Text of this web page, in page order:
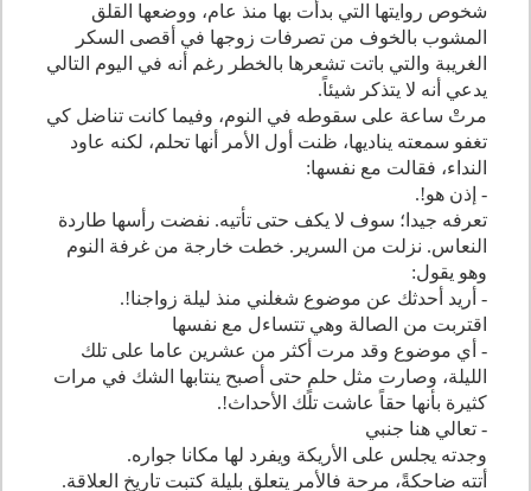
شخوص روايتها التي بدأت بها منذ عام، ووضعها القلق
المشوب بالخوف من تصرفات زوجها في أقصى السكر
الغريبة والتي باتت تشعرها بالخطر رغم أنه في اليوم التالي
يدعي أنه لا يتذكر شيئاً.
مرتْ ساعة على سقوطه في النوم، وفيما كانت تناضل كي
تغفو سمعته يناديها، ظنت أول الأمر أنها تحلم، لكنه عاود
النداء، فقالت مع نفسها:
- إذن هو!.
تعرفه جيدا؛ سوف لا يكف حتى تأتيه. نفضت رأسها طاردة
النعاس. نزلت من السرير. خطت خارجة من غرفة النوم
وهو يقول:
- أريد أحدثك عن موضوع شغلني منذ ليلة زواجنا!.
اقتربت من الصالة وهي تتساءل مع نفسها
- أي موضوع وقد مرت أكثر من عشرين عاما على تلك
الليلة، وصارت مثل حلمٍ حتى أصبح ينتابها الشك في مرات
كثيرة بأنها حقاً عاشت تلك الأحداث!.
- تعالي هنا جنبي
وجدته يجلس على الأريكة ويفرد لها مكانا جواره.
أتته ضاحكةً، مرحة فالأمر يتعلق بليلة كتبت تاريخ العلاقة.